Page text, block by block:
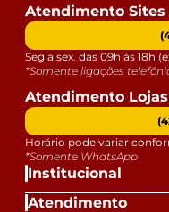
Institucional
Atendimento
Atendimento Sites
Seg a sex. das 09h às 18h
*Somente ligações
Atendimento
Horário pode variar
*Somente WhatsApp